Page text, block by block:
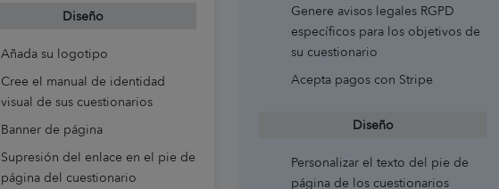
Diseño
Añada su logotipo
Cree el manual de identidad
visual de sus cuestionarios
Banner de página
Supresión del enlace en el pie de
página del cuestionario
Genere avisos legales RGPD
específicos para los objetivos de
su cuestionario
Acepta pagos con Stripe
Diseño
Personalizar el texto del pie de
página de los cuestionarios